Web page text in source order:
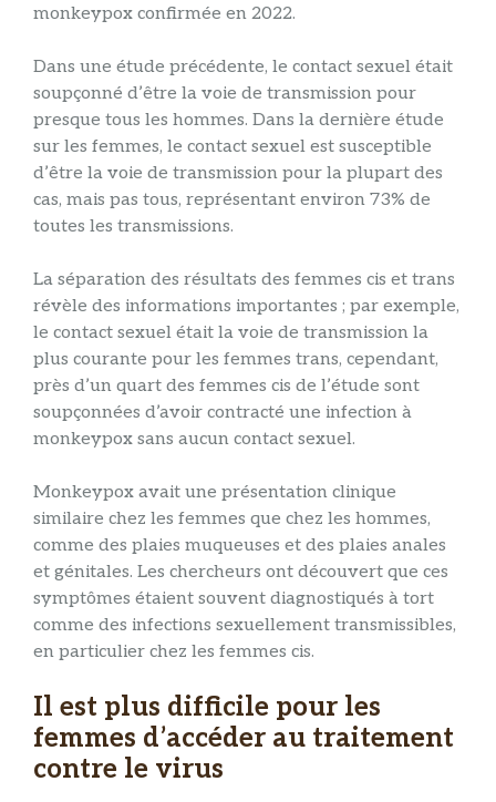
monkeypox confirmée en 2022.
Dans une étude précédente, le contact sexuel était
soupçonné d’être la voie de transmission pour
presque tous les hommes. Dans la dernière étude
sur les femmes, le contact sexuel est susceptible
d’être la voie de transmission pour la plupart des
cas, mais pas tous, représentant environ 73% de
toutes les transmissions.
La séparation des résultats des femmes cis et trans
révèle des informations importantes ; par exemple,
le contact sexuel était la voie de transmission la
plus courante pour les femmes trans, cependant,
près d’un quart des femmes cis de l’étude sont
soupçonnées d’avoir contracté une infection à
monkeypox sans aucun contact sexuel.
Monkeypox avait une présentation clinique
similaire chez les femmes que chez les hommes,
comme des plaies muqueuses et des plaies anales
et génitales. Les chercheurs ont découvert que ces
symptômes étaient souvent diagnostiqués à tort
comme des infections sexuellement transmissibles,
en particulier chez les femmes cis.
Il est plus difficile pour les
femmes d’accéder au traitement
contre le virus